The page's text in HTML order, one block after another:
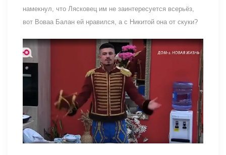
намекнул, что Лясковец им не заинтересуется всерьёз,
вот Воваа Балан ей нравился, а с Никитой она от скуки?